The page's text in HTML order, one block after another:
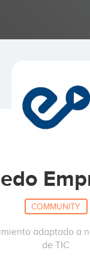
COMMUNITY
adaptado a
de TIC